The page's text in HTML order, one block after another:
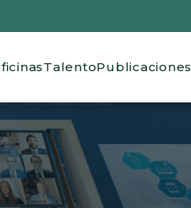
TalentoPublicaciones